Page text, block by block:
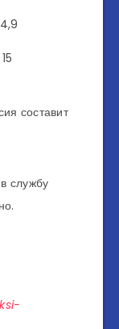
15
составит
службу